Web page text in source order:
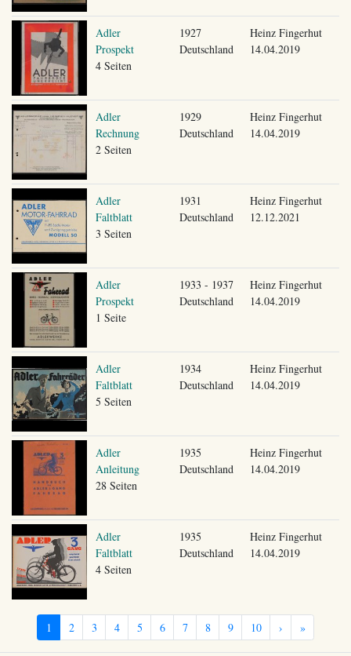
Adler
Prospekt
4 Seiten
1927
Deutschland
Heinz Fingerhut
14.04.2019
Adler
Rechnung
2 Seiten
1929
Deutschland
Heinz Fingerhut
14.04.2019
Adler
Faltblatt
3 Seiten
1931
Deutschland
Heinz Fingerhut
12.12.2021
Adler
Prospekt
1 Seite
1933 - 1937
Deutschland
Heinz Fingerhut
14.04.2019
Adler
Faltblatt
5 Seiten
1934
Deutschland
Heinz Fingerhut
14.04.2019
Adler
Anleitung
28 Seiten
1935
Deutschland
Heinz Fingerhut
14.04.2019
Adler
Faltblatt
4 Seiten
1935
Deutschland
Heinz Fingerhut
14.04.2019
1 2 3 4 5 6 7 8 9 10 › »